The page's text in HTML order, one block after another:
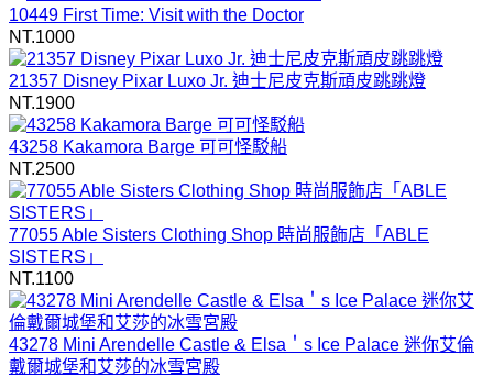
10449 First Time: Visit with the Doctor
NT.1000
21357 Disney Pixar Luxo Jr. 迪士尼皮克斯頑皮跳跳燈
NT.1900
43258 Kakamora Barge 可可怪駁船
NT.2500
77055 Able Sisters Clothing Shop 時尚服飾店「ABLE
SISTERS」
NT.1100
43278 Mini Arendelle Castle & Elsa＇s Ice Palace 迷你艾倫
戴爾城堡和艾莎的冰雪宮殿